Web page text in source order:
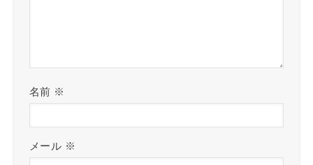
名前 ※
メール ※